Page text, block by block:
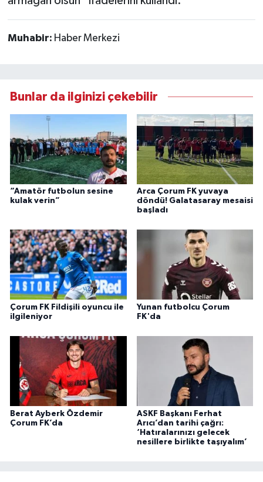
Muhabir: Haber Merkezi
Bunlar da ilginizi çekebilir
“Amatör futbolun sesine
kulak verin”
Arca Çorum FK yuvaya
döndü! Galatasaray mesaisi
başladı
Çorum FK Fildişili oyuncu ile
ilgileniyor
Yunan futbolcu Çorum
FK'da
Berat Ayberk Özdemir
Çorum FK’da
ASKF Başkanı Ferhat
Arıcı’dan tarihi çağrı:
‘Hatıralarınızı gelecek
nesillere birlikte taşıyalım’